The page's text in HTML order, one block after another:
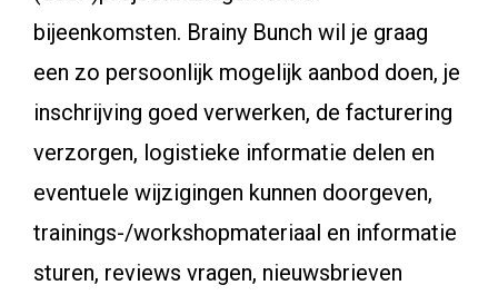
bijeenkomsten. Brainy Bunch wil je graag
een zo persoonlijk mogelijk aanbod doen, je
inschrijving goed verwerken, de facturering
verzorgen, logistieke informatie delen en
eventuele wijzigingen kunnen doorgeven,
trainings-/workshopmateriaal en informatie
sturen, reviews vragen, nieuwsbrieven